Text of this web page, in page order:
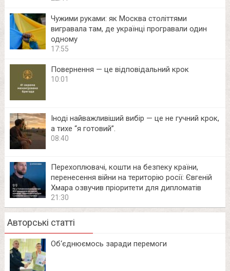
Чужими руками: як Москва століттями
вигравала там, де українці програвали один
одному
17:55
Повернення — це відповідальний крок
10:01
Іноді найважливіший вибір — це не гучний крок,
а тихе “я готовий”.
08:40
Перехоплювачі, кошти на безпеку країни,
перенесення війни на територію росії: Євгеній
Хмара озвучив пріоритети для дипломатів
21:30
Авторські статті
Об‘єднюємось заради перемоги